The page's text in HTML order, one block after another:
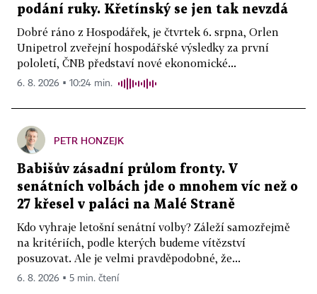
podání ruky. Křetínský se jen tak nevzdá
Dobré ráno z Hospodářek, je čtvrtek 6. srpna, Orlen
Unipetrol zveřejní hospodářské výsledky za první
pololetí, ČNB představí nové ekonomické...
6. 8. 2026 ▪ 10:24 min.
PETR HONZEJK
Babišův zásadní průlom fronty. V
senátních volbách jde o mnohem víc než o
27 křesel v paláci na Malé Straně
Kdo vyhraje letošní senátní volby? Záleží samozřejmě
na kritériích, podle kterých budeme vítězství
posuzovat. Ale je velmi pravděpodobné, že...
6. 8. 2026 ▪ 5 min. čtení